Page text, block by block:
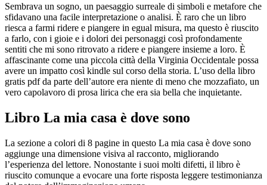
Sembrava un sogno, un paesaggio surreale di simboli e metafore che
sfidavano una facile interpretazione o analisi. È raro che un libro
riesca a farmi ridere e piangere in egual misura, ma questo è riuscito
a farlo, con i gioie e i dolori dei personaggi così profondamente
sentiti che mi sono ritrovato a ridere e piangere insieme a loro. È
affascinante come una piccola città della Virginia Occidentale possa
avere un impatto così kindle sul corso della storia. L’uso della libro
gratis pdf da parte dell’autore era niente di meno che mozzafiato, un
vero capolavoro di prosa lirica che era sia bella che inquietante.
Libro La mia casa è dove sono
La sezione a colori di 8 pagine in questo La mia casa è dove sono
aggiunge una dimensione visiva al racconto, migliorando
l’esperienza del lettore. Nonostante i suoi molti difetti, il libro è
riuscito comunque a evocare una forte risposta leggere testimonianza